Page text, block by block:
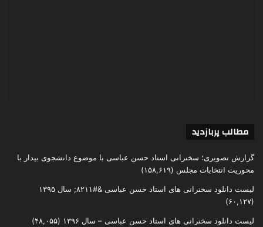
مطالب پربازدید
گزارش تصویری؛ سخنرانی استاد حسن عباسی با موضوع دانشجوی بیدار با
محوریت انتخابات مجلس (۱۵۸,۶۱۹)
لیست دانلود سخنرانی های استاد حسن عباسی &#۸۲۱۱; سال ۱۳۹۵
(۶۰,۱۲۷)
لیست دانلود سخنرانی های استاد حسن عباسی – سال ۱۳۹۶ (۴۸,۰۵۵)